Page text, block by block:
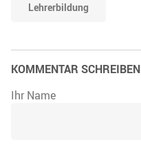
Lehrerbildung
KOMMENTAR SCHREIBEN
Ihr Name